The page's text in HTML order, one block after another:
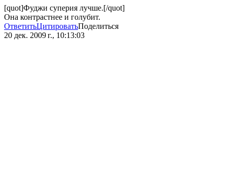
[quot]Фуджи суперия лучше.[/quot]
Она контрастнее и голубит.
ОтветитьЦитироватьПоделиться
20 дек. 2009 г., 10:13:03